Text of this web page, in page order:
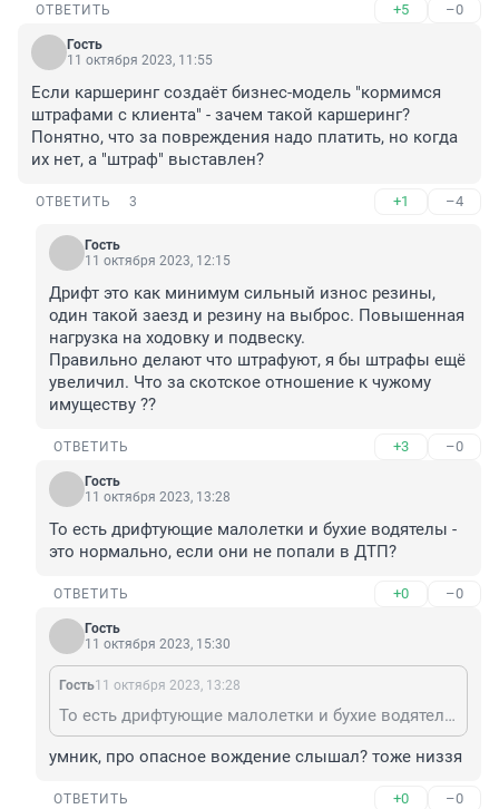
ОТВЕТИТЬ +5 –0
Гость
11 октября 2023, 11:55
Если каршеринг создаёт бизнес-модель "кормимся
штрафами с клиента" - зачем такой каршеринг?
Понятно, что за повреждения надо платить, но когда
их нет, а "штраф" выставлен?
ОТВЕТИТЬ 3 +1 –4
Гость
11 октября 2023, 12:15
Дрифт это как минимум сильный износ резины,
один такой заезд и резину на выброс. Повышенная
нагрузка на ходовку и подвеску.
Правильно делают что штрафуют, я бы штрафы ещё
увеличил. Что за скотское отношение к чужому
имуществу ??
ОТВЕТИТЬ +3 –0
Гость
11 октября 2023, 13:28
То есть дрифтующие малолетки и бухие водятелы -
это нормально, если они не попали в ДТП?
ОТВЕТИТЬ +0 –0
Гость
11 октября 2023, 15:30
Гость11 октября 2023, 13:28
То есть дрифтующие малолетки и бухие водятелы - это нормально, если они не попали в ДТП?
умник, про опасное вождение слышал? тоже низзя
ОТВЕТИТЬ +0 –0